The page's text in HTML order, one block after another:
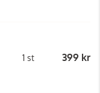
1 st 399 kr